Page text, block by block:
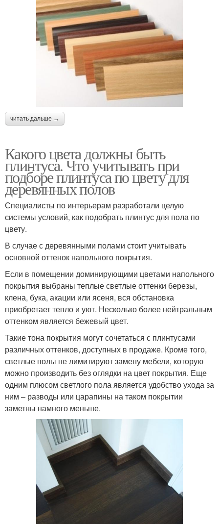
читать дальше →
Какого цвета должны быть
плинтуса. Что учитывать при
подборе плинтуса по цвету для
деревянных полов
Специалисты по интерьерам разработали целую
системы условий, как подобрать плинтус для пола по
цвету.
В случае с деревянными полами стоит учитывать
основной оттенок напольного покрытия.
Если в помещении доминирующими цветами напольного
покрытия выбраны теплые светлые оттенки березы,
клена, бука, акации или ясеня, вся обстановка
приобретает тепло и уют. Несколько более нейтральным
оттенком является бежевый цвет.
Такие тона покрытия могут сочетаться с плинтусами
различных оттенков, доступных в продаже. Кроме того,
светлые полы не лимитируют замену мебели, которую
можно производить без оглядки на цвет покрытия. Еще
одним плюсом светлого пола является удобство ухода за
ним – разводы или царапины на таком покрытии
заметны намного меньше.